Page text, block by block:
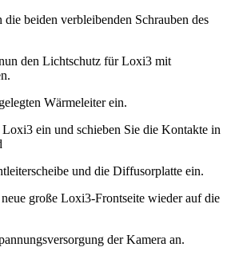
die beiden verbleibenden Schrauben des
den Lichtschutz für Loxi3 mit
Wärmeleiter ein.
ein und schieben Sie die Kontakte in
und die Diffusorplatte ein.
große Loxi3-Frontseite wieder auf die
der Kamera an.